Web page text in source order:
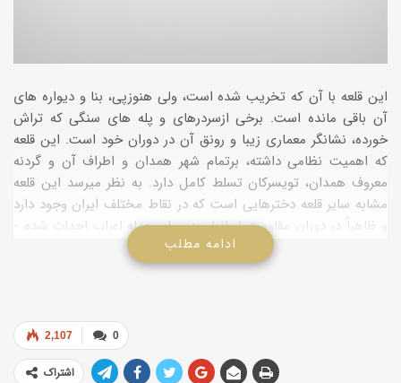
این قلعه با آن که تخریب شده است، ولی هنوزپی، بنا و دیواره­ های
آن باقی مانده است. برخی ازسردرهای و پله­ های سنگی که تراش
خورده، نشانگر معماری زیبا و رونق آن در دوران خود است. این قلعه
که اهمیت نظامی داشته، برتمام شهر همدان و اطراف آن و گردنه
معروف همدان، تویسرکان تسلط کامل دارد. به نظر می­رسد این قلعه
مشابه سایر قلعه دخترهایی است که در نقاط مختلف ایران وجود دارد
اند. نمونه ­هایی بسیاری ازاین نوع قلعه­ ها در استان فارس و
آذربایجان نیز وجود دارد.
ادامه مطلب
0
2,107
اشتراک